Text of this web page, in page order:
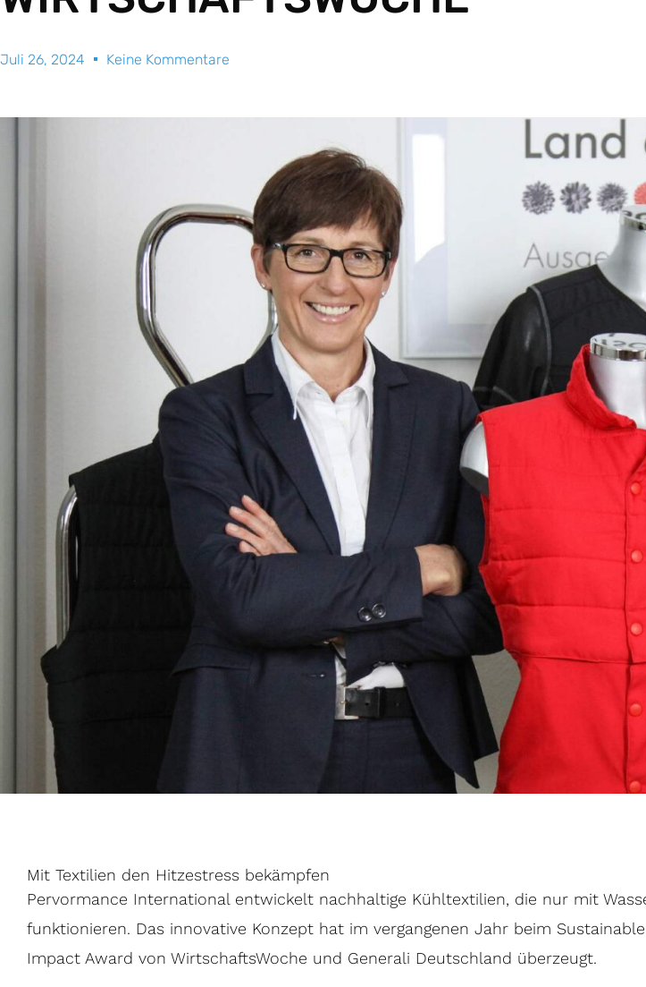
Juli 26, 2024 Keine Kommentare
Mit Textilien den Hitzestress bekämpfen
Pervormance International entwickelt nachhaltige Kühltextilien, die nur mit
funktionieren. Das innovative Konzept hat im vergangenen Jahr beim Sustainable
Impact Award von WirtschaftsWoche und Generali Deutschland überzeugt.